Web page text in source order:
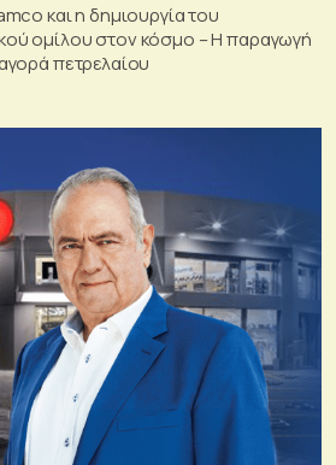
και η δημιουργία του
ομίλου στον κόσμο – Η παραγωγή
πετρελαίου